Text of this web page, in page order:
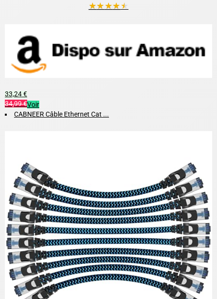
★★★★★
33,24 €
34,99 €Voir
CABNEER Câble Ethernet Cat ...